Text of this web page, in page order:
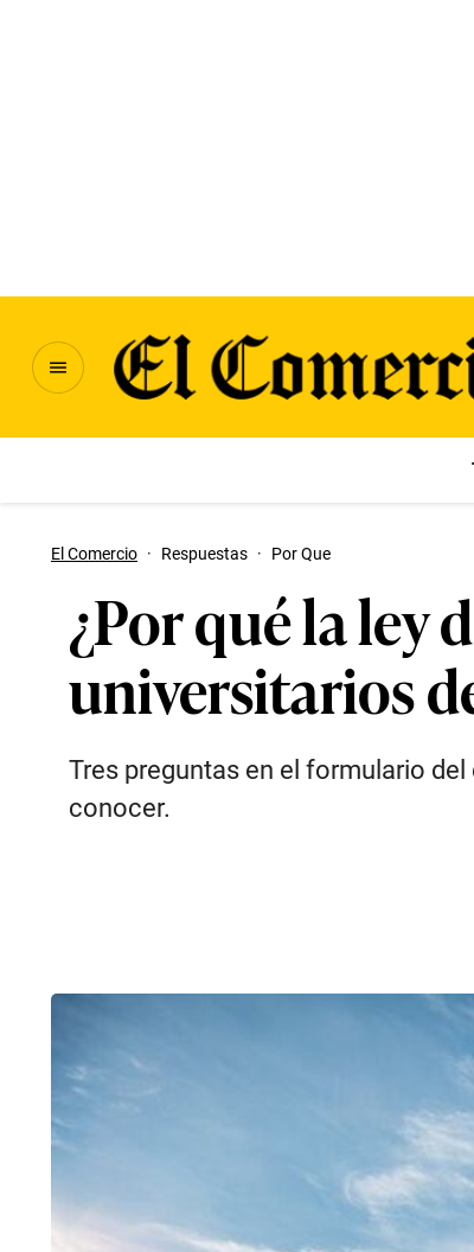
El Comercio · Respuestas · Por Que
¿Por qué la ley
universitarios
Tres preguntas en el formulario
conocer.